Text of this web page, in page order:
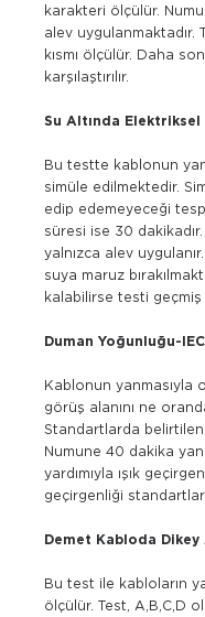
karakteri ölçülür.
alev
kısmı ölçülür. Daha
karşılaştırılır.
Su Altında Elektriksel
Bu testte kablonun
simüle edilmektedir.
edip edemeyeceği
süresi ise 30
yalnızca alev
suya maruz
kalabilirse testi geçmiş
Duman Yoğunluğu-
Kablonun yanmasıyla
görüş alanını ne
Standartlarda belirtilen
Numune 40 dakika
yardımıyla ışık
geçirgenliği
Demet Kabloda
Bu test ile kabloların
ölçülür. Test, A,B,C,D